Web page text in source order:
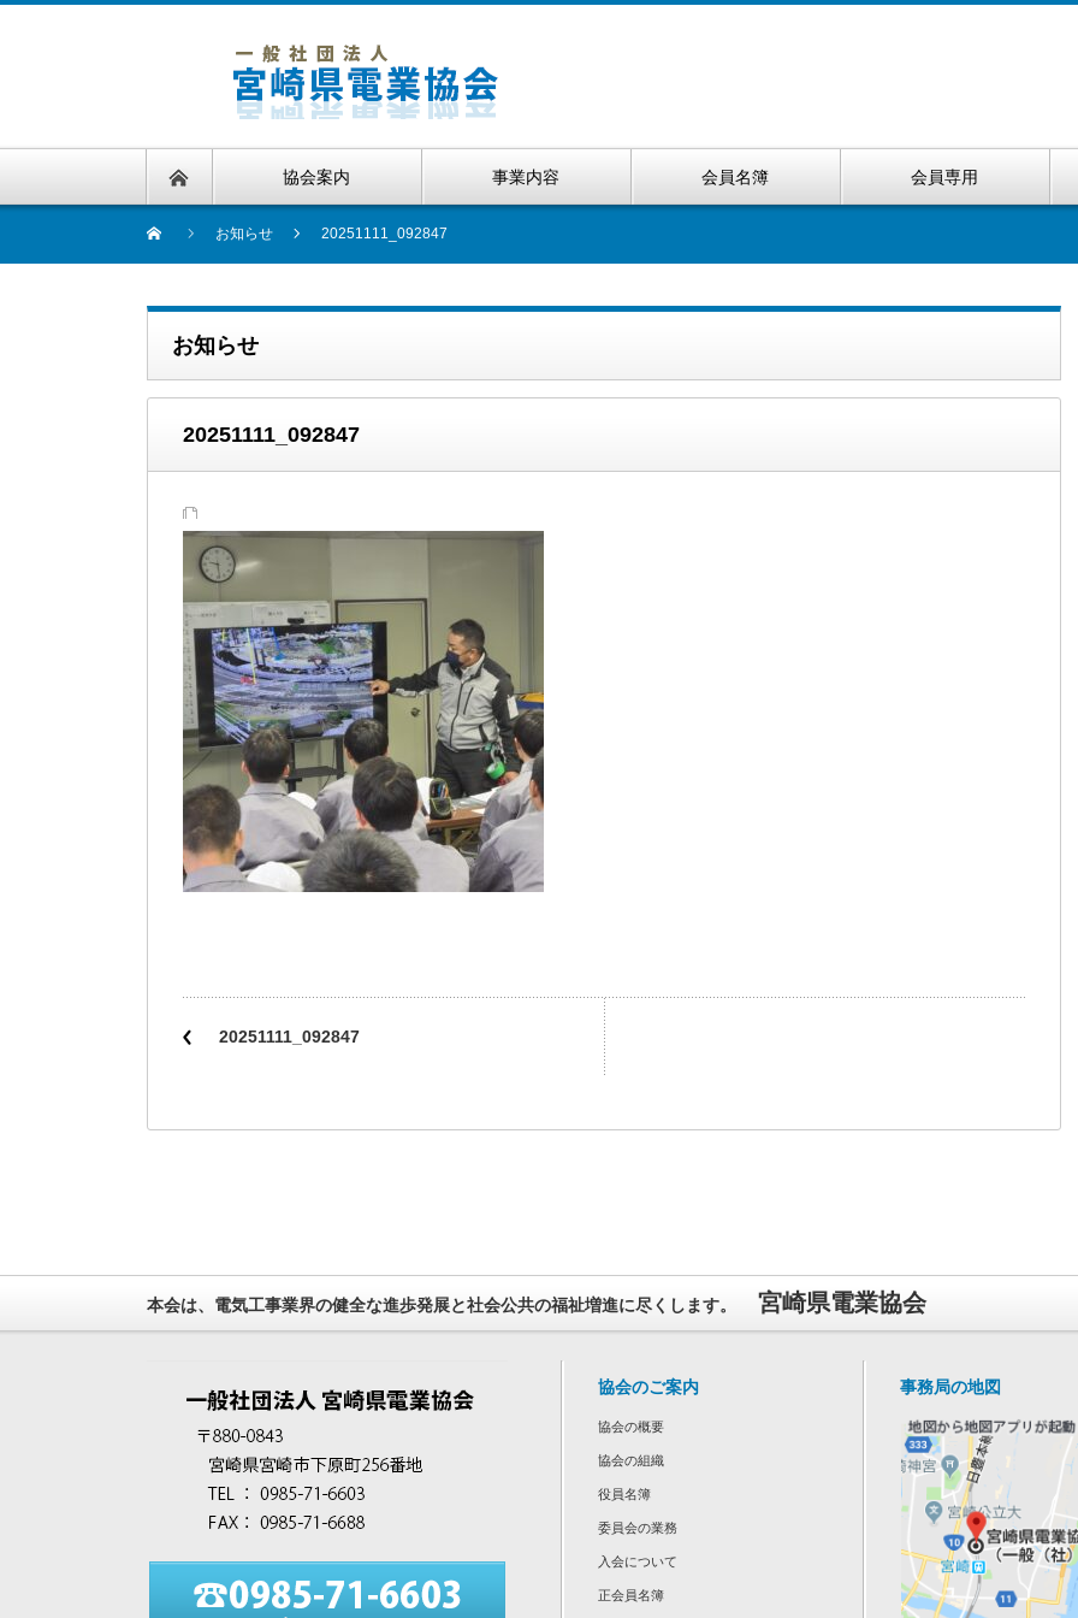
協会案内 事業内容 会員名簿 会員専用
お知らせ 20251111_092847
お知らせ
20251111_092847
20251111_092847
本会は、電気工事業界の健全な進歩発展と社会公共の福祉増進に尽くします。 宮崎県電業協会
協会のご案内
協会の概要
協会の組織
役員名簿
委員会の業務
入会について
正会員名簿
事務局の地図